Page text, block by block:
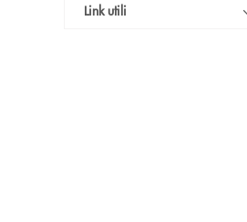
Link utili